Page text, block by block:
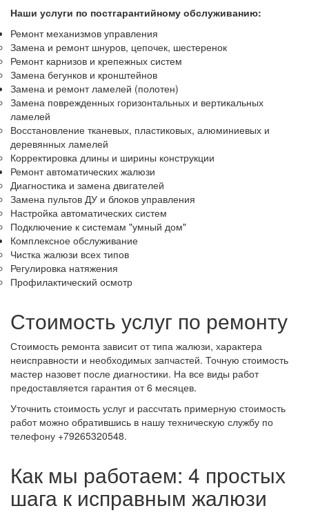
Наши услуги по постгарантийному обслуживанию:
Ремонт механизмов управления
Замена и ремонт шнуров, цепочек, шестеренок
Ремонт карнизов и крепежных систем
Замена бегунков и кронштейнов
Замена и ремонт ламелей (полотен)
Замена поврежденных горизонтальных и вертикальных
ламелей
Восстановление тканевых, пластиковых, алюминиевых и
деревянных ламелей
Корректировка длины и ширины конструкции
Ремонт автоматических жалюзи
Диагностика и замена двигателей
Замена пультов ДУ и блоков управления
Настройка автоматических систем
Подключение к системам "умный дом"
Комплексное обслуживание
Чистка жалюзи всех типов
Регулировка натяжения
Профилактический осмотр
Стоимость услуг по ремонту
Стоимость ремонта зависит от типа жалюзи, характера
неисправности и необходимых запчастей. Точную стоимость
мастер назовет после диагностики. На все виды работ
предоставляется гарантия от 6 месяцев.
Уточнить стоимость услуг и рассчтать примерную стоимость
работ можно обратившись в нашу техническую службу по
телефону +79265320548.
Как мы работаем: 4 простых
шага к исправным жалюзи